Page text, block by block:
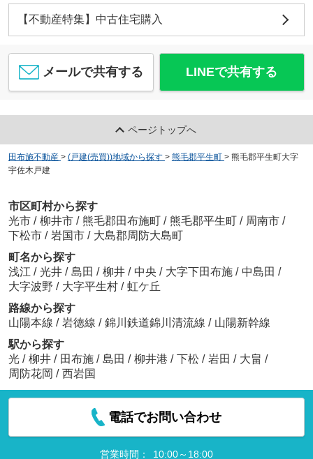
【不動産特集】中古住宅購入
メールで共有する LINEで共有する
ページトップへ
田布施不動産 > (戸建(売買))地域から探す > 熊毛郡平生町 > 熊毛郡平生町大字
宇佐木戸建
市区町村から探す
光市 / 柳井市 / 熊毛郡田布施町 / 熊毛郡平生町 / 周南市 /
下松市 / 岩国市 / 大島郡周防大島町
町名から探す
浅江 / 光井 / 島田 / 柳井 / 中央 / 大字下田布施 / 中島田 /
大字波野 / 大字平生村 / 虹ケ丘
路線から探す
山陽本線 / 岩徳線 / 錦川鉄道錦川清流線 / 山陽新幹線
駅から探す
光 / 柳井 / 田布施 / 島田 / 柳井港 / 下松 / 岩田 / 大畠 /
周防花岡 / 西岩国
電話でお問い合わせ
営業時間： 10:00～18:00